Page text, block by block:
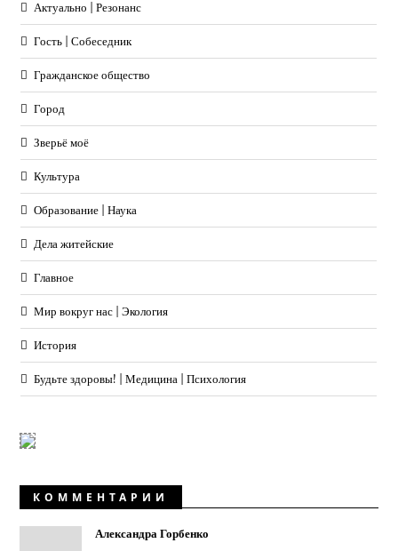
Актуально | Резонанс
Гость | Собеседник
Гражданское общество
Город
Зверьё моё
Культура
Образование | Наука
Дела житейские
Главное
Мир вокруг нас | Экология
История
Будьте здоровы! | Медицина | Психология
КОММЕНТАРИИ
Александра Горбенко